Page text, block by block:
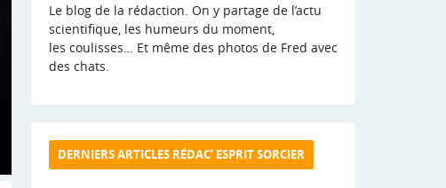
Le blog de la rédaction. On y partage de l’actu
scientifique, les humeurs du moment,
les coulisses… Et même des photos de Fred avec
des chats.
DERNIERS ARTICLES RÉDAC’ ESPRIT SORCIER